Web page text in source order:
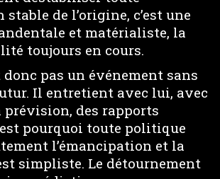
de l’origine, c’est une
et matérialiste, la
toujours en cours.
donc pas un événement sans
Il entretient avec lui, avec
des rapports
pourquoi toute politique
l’émancipation et la
simpliste. Le détournement